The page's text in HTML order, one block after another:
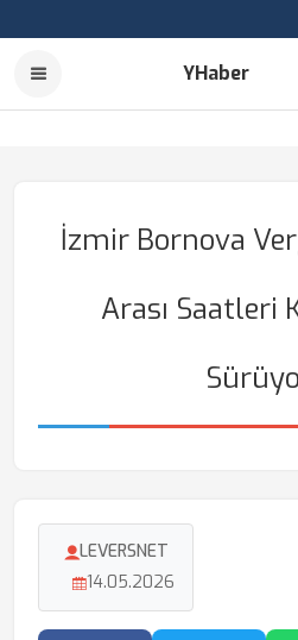
YHaber
İzmir Bornova
Arası Saatleri
LEVERSNET
14.05.2026